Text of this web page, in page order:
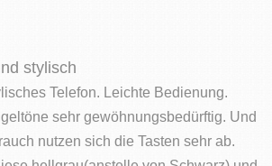
stylisch
Telefon. Leichte Bedienung.
sehr gewöhnungsbedürftig. Und
nutzen sich die Tasten sehr ab.